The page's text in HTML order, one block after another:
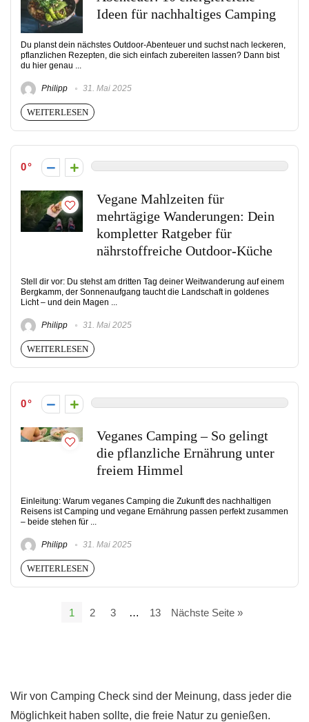
Ideen für nachhaltiges Camping
Du planst dein nächstes Outdoor-Abenteuer und suchst nach leckeren,
pflanzlichen Rezepten, die sich einfach zubereiten lassen? Dann bist
du hier genau ...
Philipp 31. Mai 2025
WEITERLESEN
0
Vegane Mahlzeiten für
mehrtägige Wanderungen: Dein
kompletter Ratgeber für
nährstoffreiche Outdoor-Küche
Stell dir vor: Du stehst am dritten Tag deiner Weitwanderung auf einem
Bergkamm, der Sonnenaufgang taucht die Landschaft in goldenes
Licht – und dein Magen ...
Philipp 31. Mai 2025
WEITERLESEN
0
Veganes Camping – So gelingt
die pflanzliche Ernährung unter
freiem Himmel
Einleitung: Warum veganes Camping die Zukunft des nachhaltigen
Reisens ist Camping und vegane Ernährung passen perfekt zusammen
– beide stehen für ...
Philipp 31. Mai 2025
WEITERLESEN
1 2 3 … 13 Nächste Seite »
Wir von Camping Check sind der Meinung, dass jeder die
Möglichkeit haben sollte, die freie Natur zu genießen.